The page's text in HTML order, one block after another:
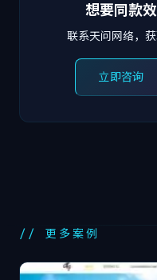
想要同款
联系天问网络，
立即咨询
// 更多案例